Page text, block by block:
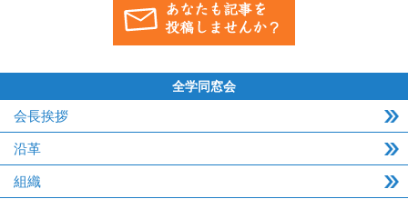
全学同窓会
会長挨拶
沿革
組織